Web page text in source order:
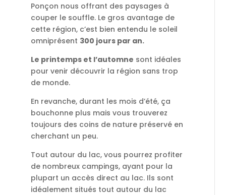
Ponçon nous offrant des paysages à
couper le souffle. Le gros avantage de
cette région, c’est bien entendu le soleil
omniprésent 300 jours par an.
Le printemps et l’automne sont idéales
pour venir découvrir la région sans trop
de monde.
En revanche, durant les mois d’été, ça
bouchonne plus mais vous trouverez
toujours des coins de nature préservé en
cherchant un peu.
Tout autour du lac, vous pourrez profiter
de nombreux campings, ayant pour la
plupart un accès direct au lac. Ils sont
idéalement situés tout autour du lac